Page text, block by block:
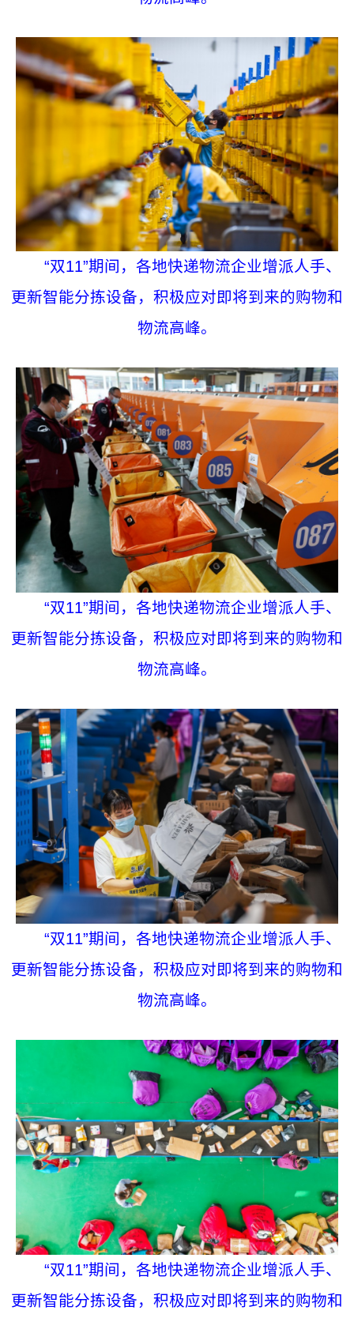
“双11”期间，各地快递物流企业增派人手、
更新智能分拣设备，积极应对即将到来的购物和
物流高峰。
“双11”期间，各地快递物流企业增派人手、
更新智能分拣设备，积极应对即将到来的购物和
物流高峰。
“双11”期间，各地快递物流企业增派人手、
更新智能分拣设备，积极应对即将到来的购物和
物流高峰。
“双11”期间，各地快递物流企业增派人手、
更新智能分拣设备，积极应对即将到来的购物和